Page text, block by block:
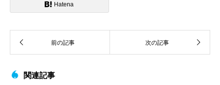
Hatena
関連記事